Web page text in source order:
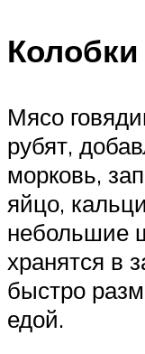
Колобки
Мясо
рубят,
морковь,
яйцо,
небольшие
хранятся в
быстро
едой.